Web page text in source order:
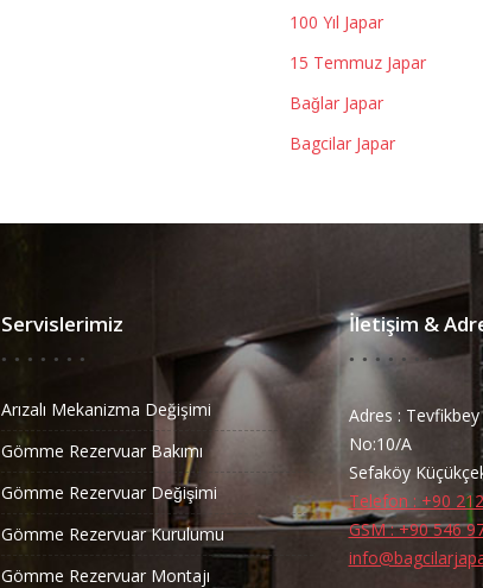
100 Yıl Japar
15 Temmuz Japar
Bağlar Japar
Bagcilar Japar
Servislerimiz
Arızalı Mekanizma Değişimi
Gömme Rezervuar Bakımı
Gömme Rezervuar Değişimi
Gömme Rezervuar Kurulumu
Gömme Rezervuar Montajı
İletişim &
Adres : Tevfikbey
No:10/A
Sefaköy
Telefon : +90
GSM : +90 546